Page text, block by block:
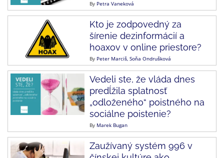
By Petra Vaneková
Kto je zodpovedný za
šírenie dezinformácií a
hoaxov v online priestore?
By Peter Marciš Soňa Ondrušková
Vedeli ste, že vláda dnes
predĺžila splatnosť
„odloženého“ poistného na
sociálne poistenie?
By Marek Bugan
Zaužívaný systém 996 v